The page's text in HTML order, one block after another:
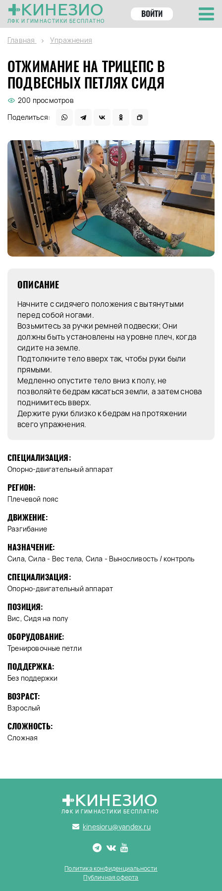
КИНЕЗИО
ЛФК И ГИМНАСТИКИ БЕСПЛАТНО
ВОЙТИ
Главная Упражнения
ОТЖИМАНИЕ НА ТРИЦЕПС В
ПОДВЕСНЫХ ПЕТЛЯХ СИДЯ
200 просмотров
Поделиться:
ОПИСАНИЕ
Начните с сидячего положения с вытянутыми
перед собой ногами.
Возьмитесь за ручки ремней подвески; Они
должны быть установлены на уровне плеч, когда
сидите на земле.
Подтолкните тело вверх так, чтобы руки были
прямыми.
Медленно опустите тело вниз к полу, не
позволяйте бедрам касаться земли, а затем снова
поднимитесь вверх.
Держите руки близко к бедрам на протяжении
всего упражнения.
СПЕЦИАЛИЗАЦИЯ:
Опорно-двигательный аппарат
РЕГИОН:
Плечевой пояс
ДВИЖЕНИЕ:
Разгибание
НАЗНАЧЕНИЕ:
Сила, Сила - Вес тела, Сила - Выносливость / контроль
СПЕЦИАЛИЗАЦИЯ:
Опорно-двигательный аппарат
ПОЗИЦИЯ:
Вис, Сидя на полу
ОБОРУДОВАНИЕ:
Тренировочные петли
ПОДДЕРЖКА:
Без поддержки
ВОЗРАСТ:
Взрослый
СЛОЖНОСТЬ:
Сложная
КИНЕЗИО
ЛФК И ГИМНАСТИКИ БЕСПЛАТНО
kinesioru@yandex.ru
Политика конфиденциальности
Публичная оферта